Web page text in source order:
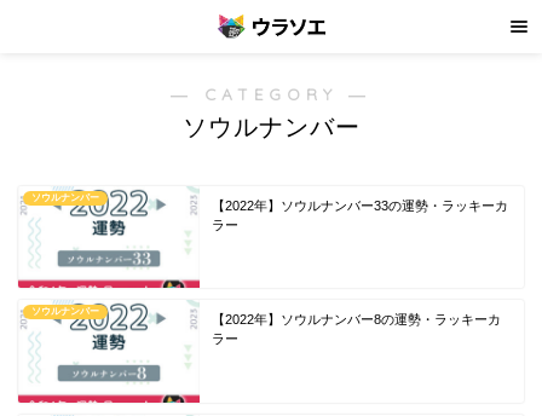
― CATEGORY ―
ソウルナンバー
ソウルナンバー
【2022年】ソウルナンバー33の運勢・ラッキーカ
ラー
ソウルナンバー
【2022年】ソウルナンバー8の運勢・ラッキーカ
ラー